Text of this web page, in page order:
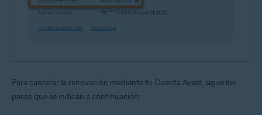
Para cancelar la renovación mediante tu Cuenta Avast, sigue los
pasos que se indican a continuación: